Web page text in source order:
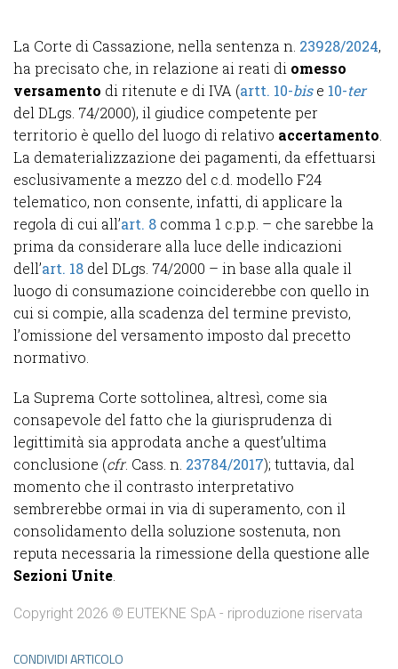
La Corte di Cassazione, nella sentenza n. 23928/2024,
ha precisato che, in relazione ai reati di omesso
versamento di ritenute e di IVA (artt. 10-bise 10-ter
del DLgs. 74/2000), il giudice competente per
territorio è quello del luogo di relativo accertamento
La dematerializzazione dei pagamenti, da effettuarsi
esclusivamente a mezzo del c.d. modello F24
telematico, non consente, infatti, di applicare la
regola di cui all’art. 8 comma 1 c.p.p. – che sarebbe la
prima da considerare alla luce delle indicazioni
dell’art. 18 del DLgs. 74/2000 – in base alla quale il
luogo di consumazione coinciderebbe con quello in
cui si compie, alla scadenza del termine previsto,
l’omissione del versamento imposto dal precetto
normativo.
La Suprema Corte sottolinea, altresì, come sia
consapevole del fatto che la giurisprudenza di
legittimità sia approdata anche a quest’ultima
conclusione (cfr. Cass. n. 23784/2017); tuttavia, dal
momento che il contrasto interpretativo
sembrerebbe ormai in via di superamento, con il
consolidamento della soluzione sostenuta, non
reputa necessaria la rimessione della questione alle
Sezioni Unite
Copyright 2026 © EUTEKNE SpA - riproduzione riservata
CONDIVIDI ARTICOLO